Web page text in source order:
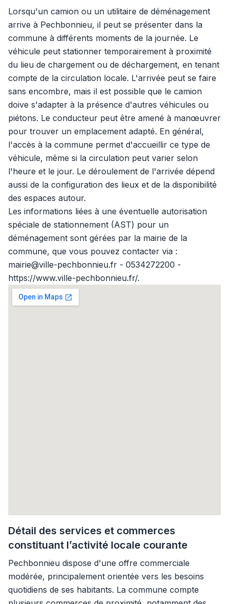
Lorsqu'un camion ou un utilitaire de déménagement
arrive à Pechbonnieu, il peut se présenter dans la
commune à différents moments de la journée. Le
véhicule peut stationner temporairement à proximité
du lieu de chargement ou de déchargement, en tenant
compte de la circulation locale. L'arrivée peut se faire
sans encombre, mais il est possible que le camion
doive s'adapter à la présence d'autres véhicules ou
piétons. Le conducteur peut être amené à manœuvrer
pour trouver un emplacement adapté. En général,
l'accès à la commune permet d'accueillir ce type de
véhicule, même si la circulation peut varier selon
l'heure et le jour. Le déroulement de l'arrivée dépend
aussi de la configuration des lieux et de la disponibilité
des espaces autour.
Les informations liées à une éventuelle autorisation
spéciale de stationnement (AST) pour un
déménagement sont gérées par la mairie de la
commune, que vous pouvez contacter via :
mairie@ville-pechbonnieu.fr - 0534272200 -
https://www.ville-pechbonnieu.fr/.
Détail des services et commerces
constituant l’activité locale courante
Pechbonnieu dispose d'une offre commerciale
modérée, principalement orientée vers les besoins
quotidiens de ses habitants. La commune compte